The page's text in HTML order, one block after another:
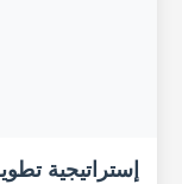
إستراتيجية